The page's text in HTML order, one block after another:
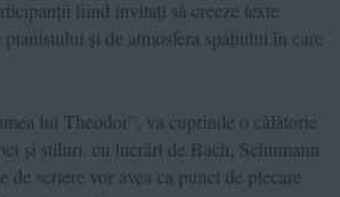
fiind invitați să creeze texte
și de atmosfera spațiului în care
lui Theodor”, va cuprinde o călătorie
și stiluri, cu lucrări de Bach, Schumann
scriere vor avea ca punct de plecare